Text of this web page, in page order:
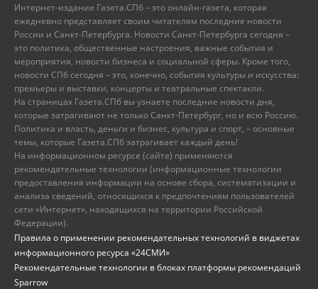
Интернет-издание Газета.СПб – это онлайн-газета, которая
ежедневно представляет своим читателям последние новости
России и Санкт-Петербурга. Новости Санкт-Петербурга сегодня –
это политика, общественные настроения, важные события и
мероприятия, новости бизнеса и социальной сферы. Кроме того,
новости СПб сегодня – это, конечно, события культуры и искусства:
премьеры и выставки, концерты и театральные спектакли.
На страницах Газета.СПб вы узнаете последние новости дня,
которые затрагивают не только Санкт-Петербург, но и всю Россию.
Политика и власть, деньги и бизнес, культура и спорт, – основные
темы, которые Газета.СПб затрагивает каждый день!
На информационном ресурсе (сайте) применяются
рекомендательные технологии (информационные технологии
предоставления информации на основе сбора, систематизации и
анализа сведений, относящихся к предпочтениям пользователей
сети «Интернет», находящихся на территории Российской
Федерации).
Правила о применении рекомендательных технологий в виджетах
информационного ресурса «24СМИ»
Рекомендательные технологии в блоках платформы рекомендаций
Sparrow